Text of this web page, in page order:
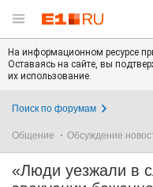
На информационном ресурсе
Оставаясь на сайте, вы
их использование.
Поиск по форумам
Общение Обсуждение
«Люди уезжали в